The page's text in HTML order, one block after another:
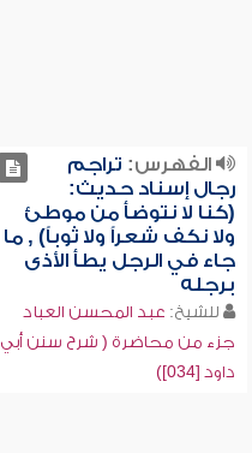
الفهرس: تراجم
رجال إسناد حديث:
(كنا لا نتوضأ من موطئ
ولا نكف شعراً ولا ثوباً) , ما
جاء في الرجل يطأ الأذى
برجله
للشيخ: عبد المحسن العباد
جزء من محاضرة ( شرح سنن أبي
داود [034])